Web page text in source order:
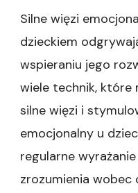
Silne więzi
dzieckiem
wspieraniu jego
wiele technik,
silne więzi i
emocjonalny u
regularne
zrozumienia wobec